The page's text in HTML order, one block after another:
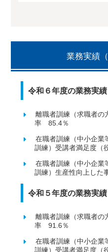
業務実績
令和６年度の業務実績
離職者訓練（求職者の
率 85.4％
在職者訓練（中小企業
訓練）受講者満足度
在職者訓練（中小企業
訓練）生産性向上し
令和５年度の業務実績
離職者訓練（求職者の
率 91.6％
在職者訓練（中小企業
訓練）受講者満足度